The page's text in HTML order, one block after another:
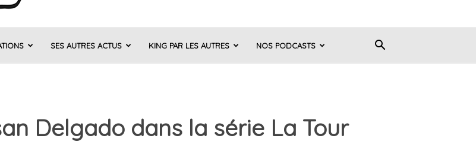
Stephen
King
SES AUTRES ACTUS KING PAR LES AUTRES NOS PODCASTS
Delgado dans la série La Tour